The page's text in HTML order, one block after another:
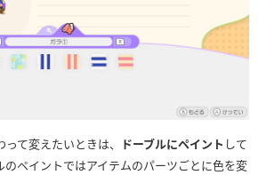
て変えたいときは、 ドーブルにペイント して
のペイントではアイテムのパーツごとに色を変